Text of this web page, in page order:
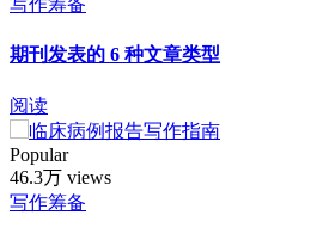
写作筹备
期刊发表的 6 种文章类型
阅读
Popular
46.3万 views
写作筹备